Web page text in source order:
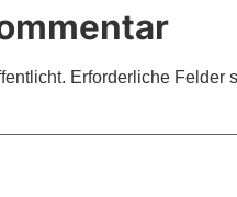
Erforderliche Felder